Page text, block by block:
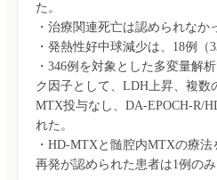
た。
・治療関連死亡は認められなか
・発熱性好中球減少は、18例（
・346例を対象とした多変量解
ク因子として、LDH上昇、複数
MTX投与なし、DA-EPOCH-R/
れた。
・HD-MTXと髄腔内MTXの療法